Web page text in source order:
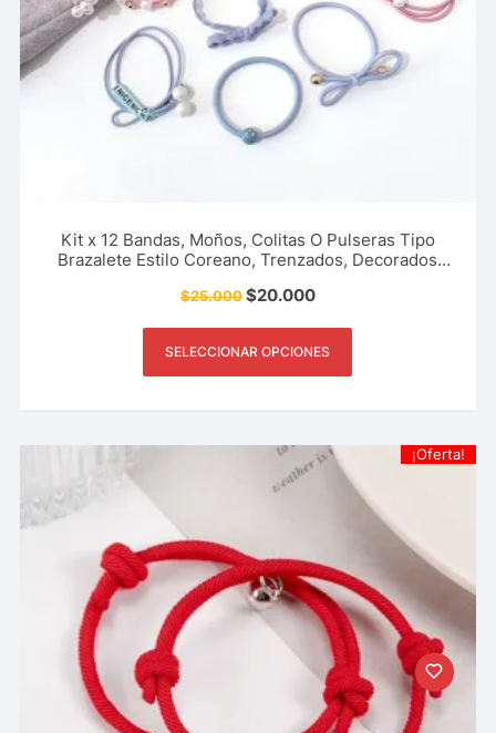
Kit x 12 Bandas, Moños, Colitas O Pulseras Tipo
Brazalete Estilo Coreano, Trenzados, Decorados
$25.000$20.000
SELECCIONAR OPCIONES
¡Oferta!